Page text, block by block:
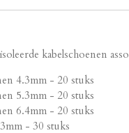
kabelschoenen
4.3mm - 20 stuks
5.3mm - 20 stuks
6.4mm - 20 stuks
- 30 stuks